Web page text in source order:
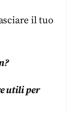
il tuo
utili per